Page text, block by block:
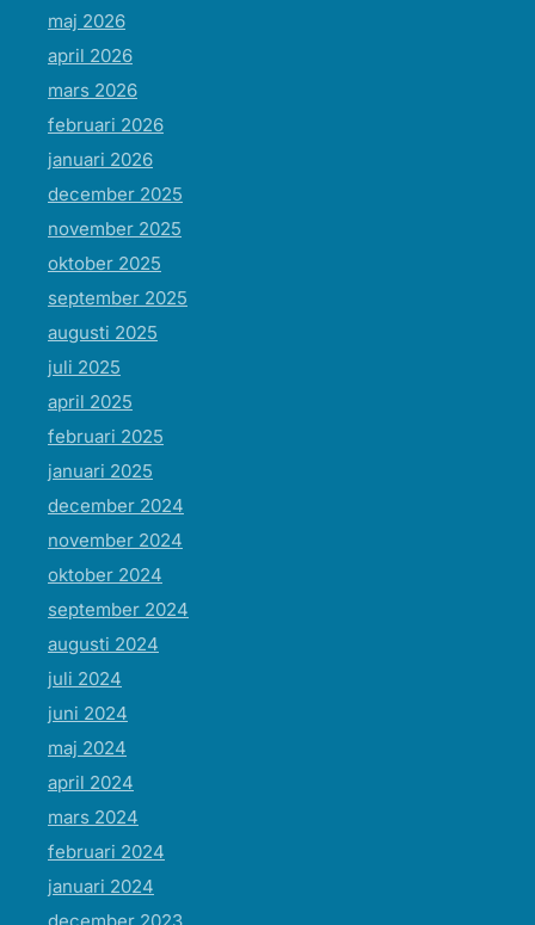
maj 2026
april 2026
mars 2026
februari 2026
januari 2026
december 2025
november 2025
oktober 2025
september 2025
augusti 2025
juli 2025
april 2025
februari 2025
januari 2025
december 2024
november 2024
oktober 2024
september 2024
augusti 2024
juli 2024
juni 2024
maj 2024
april 2024
mars 2024
februari 2024
januari 2024